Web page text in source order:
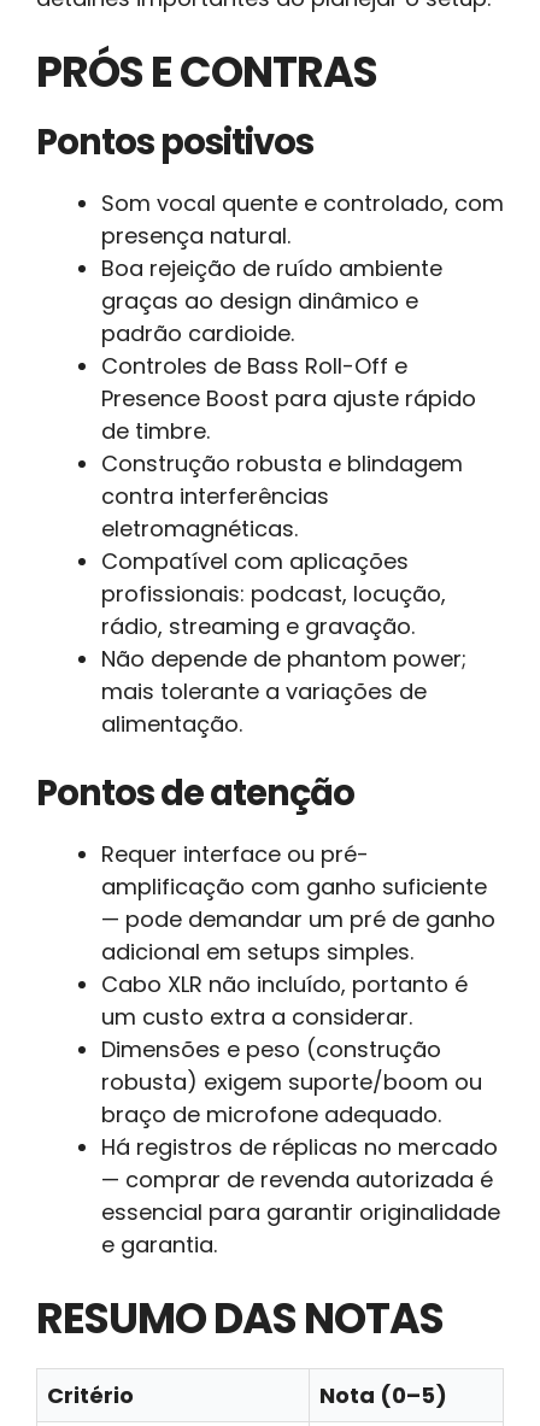
PRÓS E CONTRAS
Pontos positivos
Som vocal quente e controlado, com
presença natural.
Boa rejeição de ruído ambiente
graças ao design dinâmico e
padrão cardioide.
Controles de Bass Roll-Off e
Presence Boost para ajuste rápido
de timbre.
Construção robusta e blindagem
contra interferências
eletromagnéticas.
Compatível com aplicações
profissionais: podcast, locução,
rádio, streaming e gravação.
Não depende de phantom power;
mais tolerante a variações de
alimentação.
Pontos de atenção
Requer interface ou pré-
amplificação com ganho suficiente
— pode demandar um pré de ganho
adicional em setups simples.
Cabo XLR não incluído, portanto é
um custo extra a considerar.
Dimensões e peso (construção
robusta) exigem suporte/boom ou
braço de microfone adequado.
Há registros de réplicas no mercado
— comprar de revenda autorizada é
essencial para garantir originalidade
e garantia.
RESUMO DAS NOTAS
Critério
Nota (0–5)